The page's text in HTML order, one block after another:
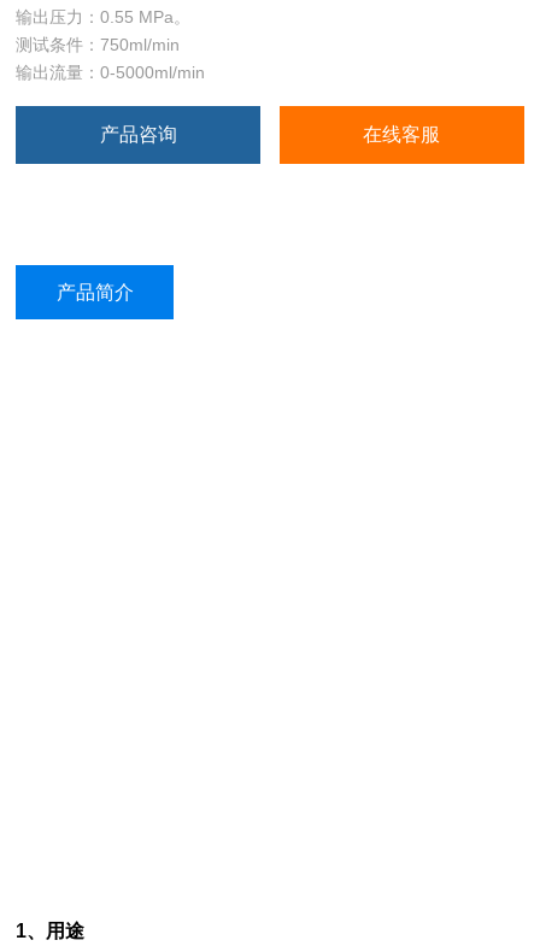
输出压力：0.55 MPa。
测试条件：750ml/min
输出流量：0-5000ml/min
产品咨询 在线客服
产品简介
1、用途